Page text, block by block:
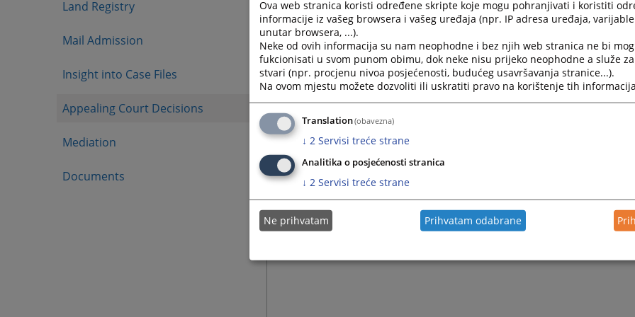
Land Registry
Mail Admission
Insight into Case Files
Appealing Court Decisions
Mediation
Documents
Cjelokupan spis predmeta se dostavlja Kantonalnom sudu u
trenutka nadležan za taj predmet.
Ova web stranica koristi određene skripte koje mogu pohranjivati i koristiti
informacije iz vašeg browsera i vašeg uređaja (npr. IP adresa uređaja,
unutar browsera, ...).
Neke od ovih informacija su nam neophodne i bez njih web stranica ne bi
fukcionisati u svom punom obimu, dok neke nisu prijeko neophodne a služe
stvari (npr. procjenu nivoa posjećenosti, budućeg usavršavanja stranice...).
Na ovom mjestu možete dozvoliti ili uskratiti pravo na korištenje tih
Translation(obavezna)
↓ 2 Servisi treće strane
Analitika o posjećenosti stranica
↓ 2 Servisi treće strane
Ne prihvatam Prihvatam odabrane